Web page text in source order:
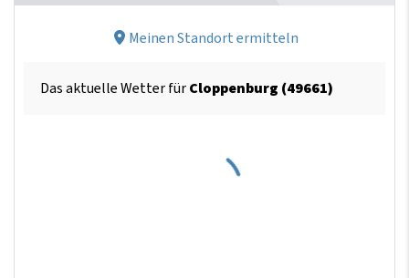
Meinen Standort ermitteln
Das aktuelle Wetter fürCloppenburg (49661)